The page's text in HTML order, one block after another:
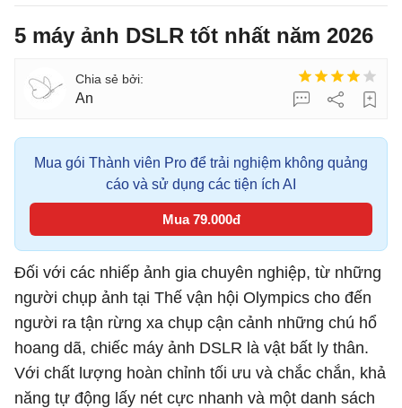
5 máy ảnh DSLR tốt nhất năm 2026
An
Mua gói Thành viên Pro để trải nghiệm không quảng
cáo và sử dụng các tiện ích AI
Mua 79.000đ
Đối với các nhiếp ảnh gia chuyên nghiệp, từ những
người chụp ảnh tại Thế vận hội Olympics cho đến
người ra tận rừng xa chụp cận cảnh những chú hổ
hoang dã, chiếc máy ảnh DSLR là vật bất ly thân.
Với chất lượng hoàn chỉnh tối ưu và chắc chắn, khả
năng tự động lấy nét cực nhanh và một danh sách